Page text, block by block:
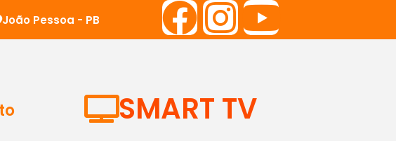
João Pessoa - PB
SMART TV